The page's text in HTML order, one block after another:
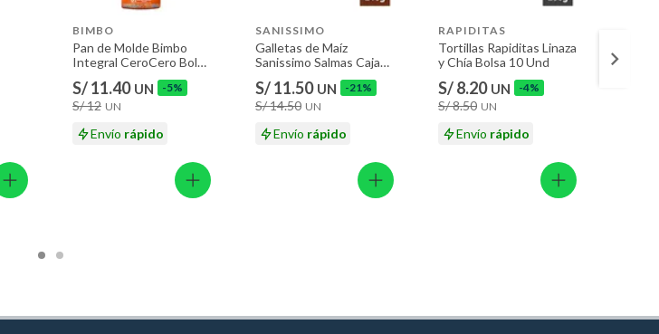
BIMBO
Pan de Molde Bimbo
Integral CeroCero Bolsa
S/ 11.40 UN -5%
S/ 12 UN
Envío rápido
SANISSIMO
Galletas de Maíz
Sanissimo Salmas Caja
S/ 11.50 UN -21%
S/ 14.50 UN
Envío rápido
RAPIDITAS
Tortillas Rapiditas Linaza
y Chía Bolsa 10 Und
S/ 8.20 UN -4%
S/ 8.50 UN
Envío rápido